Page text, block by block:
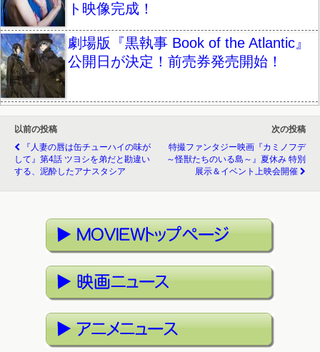
ト映像完成！
劇場版『黒執事 Book of the Atlantic』
公開日が決定！前売券発売開始！
以前の投稿
『人妻の唇は缶チューハイの味が
して』第4話 ツヨシを弟だと勘違い
する、泥酔したアナスタシア
次の投稿
特撮ファンタジー映画『カミノフデ
～怪獣たちのいる島～』夏休み 特別
展示＆イベント上映会開催